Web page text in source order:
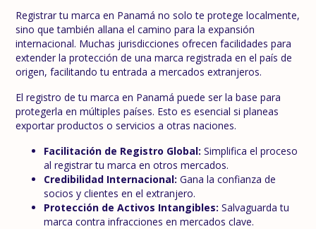
Registrar tu marca en Panamá no solo te protege localmente,
sino que también allana el camino para la expansión
internacional. Muchas jurisdicciones ofrecen facilidades para
extender la protección de una marca registrada en el país de
origen, facilitando tu entrada a mercados extranjeros.
El registro de tu marca en Panamá puede ser la base para
protegerla en múltiples países. Esto es esencial si planeas
exportar productos o servicios a otras naciones.
Facilitación de Registro Global: Simplifica el proceso
al registrar tu marca en otros mercados.
Credibilidad Internacional: Gana la confianza de
socios y clientes en el extranjero.
Protección de Activos Intangibles: Salvaguarda tu
marca contra infracciones en mercados clave.